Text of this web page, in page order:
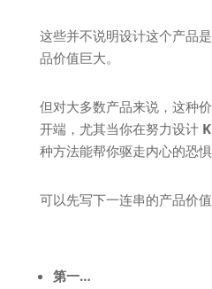
这些并不说明设计这个产品
品价值巨大。
但对大多数产品来说，这种
开端，尤其当你在努力设计
种方法能帮你驱走内心的恐惧
可以先写下一连串的产品价
第一…